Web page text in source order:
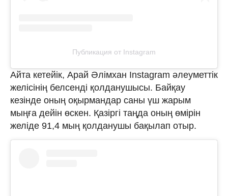
Публикация от Instagram
Айта кетейік, Арай Әлімхан Instagram әлеуметтік
желісінің белсенді қолданушысы. Байқау
кезінде оның оқырмандар саны үш жарым
мыңға дейін өскен. Қазіргі таңда оның өмірін
желіде 91,4 мың қолданушы бақылап отыр.